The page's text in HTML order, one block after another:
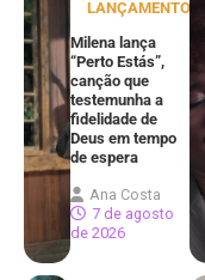
LANÇAMENTOS
Milena lança
“Perto Estás”,
canção que
testemunha a
fidelidade de
Deus em tempo
de espera
Ana Costa
7 de agosto
de 2026